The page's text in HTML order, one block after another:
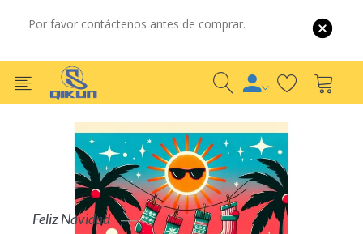
Por favor contáctenos antes de comprar.
Por Mayor
Por Detalle